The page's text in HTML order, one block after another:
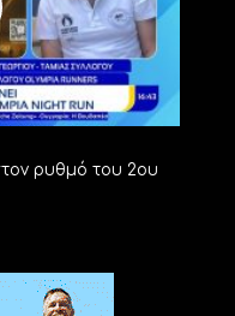
ρυθμό του 2ου